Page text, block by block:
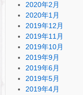
2020年2月
2020年1月
2019年12月
2019年11月
2019年10月
2019年9月
2019年6月
2019年5月
2019年4月